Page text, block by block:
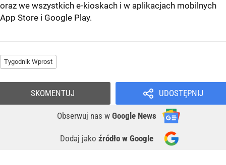
oraz we wszystkich e-kioskach i w aplikacjach mobilnych
App Store i Google Play.
Tygodnik Wprost
UDOSTĘPNIJ
Obserwuj nas w Google News
Dodaj jako źródło w Google
SKOMENTUJ